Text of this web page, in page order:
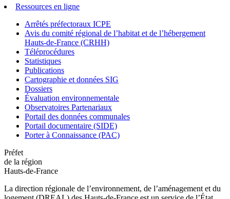
Ressources en ligne
Arrêtés préfectoraux ICPE
Avis du comité régional de l’habitat et de l’hébergement
Hauts-de-France (CRHH)
Téléprocédures
Statistiques
Publications
Cartographie et données SIG
Dossiers
Évaluation environnementale
Observatoires Partenariaux
Portail des données communales
Portail documentaire (SIDE)
Porter à Connaissance (PAC)
Préfet
de la région
Hauts-de-France
La direction régionale de l’environnement, de l’aménagement et du